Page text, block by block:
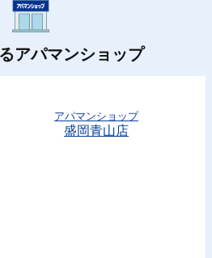
アパマンショップ
アパマンショップ
盛岡青山店